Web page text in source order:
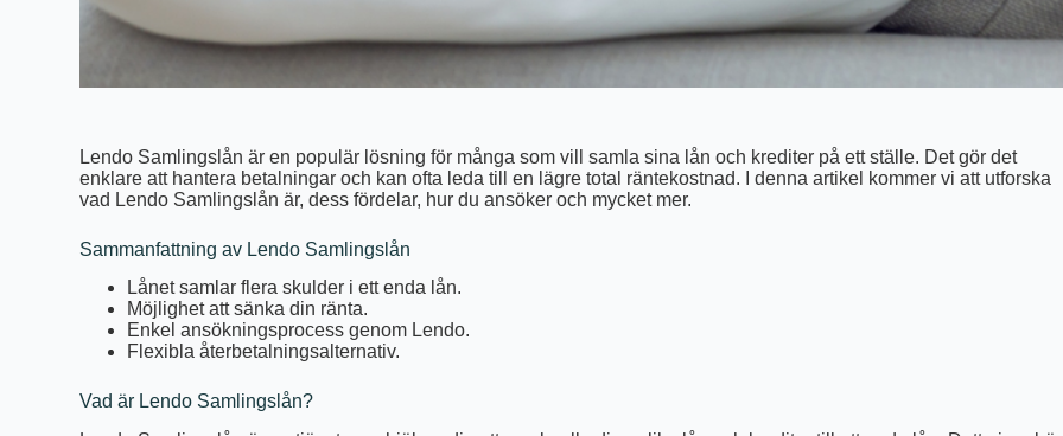
Lendo Samlingslån är en populär lösning för många som vill samla sina lån och krediter på ett ställe. Det gör det
enklare att hantera betalningar och kan ofta leda till en lägre total räntekostnad. I denna artikel kommer vi att utforska
vad Lendo Samlingslån är, dess fördelar, hur du ansöker och mycket mer.
Sammanfattning av Lendo Samlingslån
Lånet samlar flera skulder i ett enda lån.
Möjlighet att sänka din ränta.
Enkel ansökningsprocess genom Lendo.
Flexibla återbetalningsalternativ.
Vad är Lendo Samlingslån?